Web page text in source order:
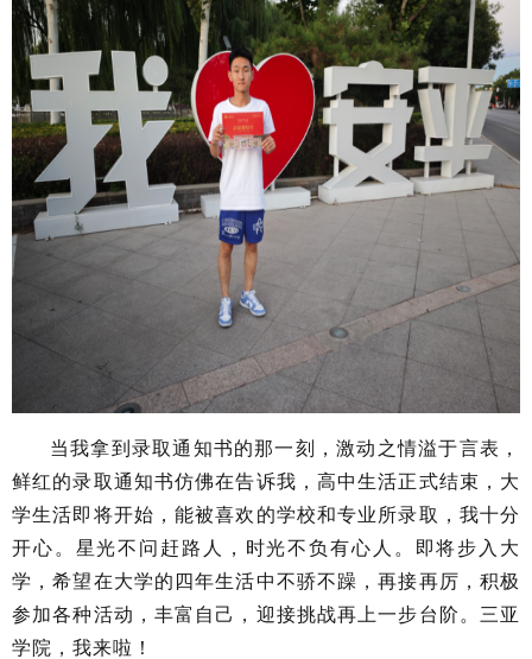
当我拿到录取通知书的那一刻，激动之情溢于言表，
鲜红的录取通知书仿佛在告诉我，高中生活正式结束，大
学生活即将开始，能被喜欢的学校和专业所录取，我十分
开心。星光不问赶路人，时光不负有心人。即将步入大
学，希望在大学的四年生活中不骄不躁，再接再厉，积极
参加各种活动，丰富自己，迎接挑战再上一步台阶。三亚
学院，我来啦！